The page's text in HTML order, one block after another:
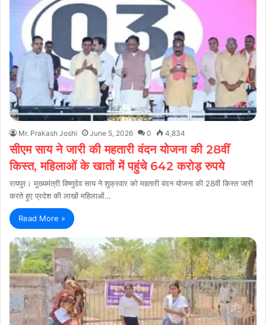
Mr. Prakash Joshi June 5, 2026 0 4,834
सीएम साय ने जारी की महतारी वंदन योजना की 28वीं
किस्त, महिलाओं के खातों में पहुंचे 642 करोड़ रुपये
रायपुर। मुख्यमंत्री विष्णुदेव साय ने शुक्रवार को महतारी वंदन योजना की 28वीं किस्त जारी
करते हुए प्रदेश की लाखों महिलाओं…
Read More »